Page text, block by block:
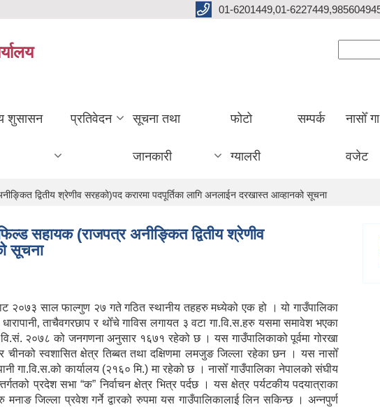
01-6201449,01-
शुसासन प्रतिवेदन सूचना तथा
जानकारी
फोटो
ग्यालरी
सम्पर्क नासोँ
वजेट
द्वितीय श्रेणीव सरहको)पद करारमा पदपूर्तिका लागि अनलाईन दरखास्त आव्हानको सूचना
सहायक (राजपत्र अनीङ्कित द्वितीय श्रेणीव
सूचना
२०७३ साल फाल्गुण २७ गते गठित स्थानीय तहहरु मध्येको एक हो । यो गाउँपालिका
ताचैवगरछाप र थोँचे गाविस लगायत ३ वटा गा.वि.स.हरु यसमा समावेश भएका
२०७८ को जनगणना अनुसार १६७१ रहेको छ । यस गाउँपालिकाको पूर्वमा गोरखा
र चीनको स्वशासित क्षेत्र तिब्बत तथा दक्षिणमा लमजुङ जिल्ला रहेका छन । यस नासोँ
गा.वि.स.को कार्यालय (२१६० मि.) मा रहेको छ । नासोँ गाउँपालिका नेपालको संघीय
प्रदेश सभा “क” निर्वाचन क्षेत्र भित्र पर्दछ । यस क्षेत्र पर्यटकीय पदयात्राका
मनाङ जिल्ला प्रवेश गर्ने द्वारको रुपमा यस गाउँपालिकालाई लिन सकिन्छ । अन्नपुर्ण